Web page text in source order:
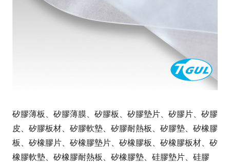
矽膠薄板、矽膠薄膜、矽膠板、矽膠墊片、矽膠片、矽膠
皮、矽膠板材、矽膠軟墊、矽膠耐熱板、矽膠墊、矽橡膠
板、矽橡膠片、矽橡膠墊片、矽橡膠板、矽橡膠板材、矽
橡膠軟墊、矽橡膠耐熱板、矽橡膠墊、硅膠墊片、硅膠